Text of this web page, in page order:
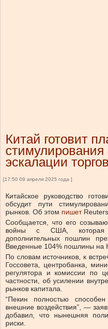
Китай готовит
стимулирования
эскалации
[17:50 09 апреля 2025 года ]
Китайское руководство
обсудит пути
рынков. Об этом пишет
Сообщается, что его
войны с США, которая
дополнительных пошлин
Введенные 104% пошлины на
По словам источников, к
Госсовета, центробанка,
регулятора и комиссии по
частности, об усилении
рынков капитала.
“Пекин полностью
внешние воздействия”, —
добавил, что нынешняя
риски.